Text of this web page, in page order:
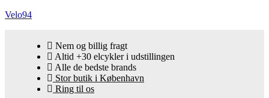
Velo94
Nem og billig fragt
Altid +30 elcykler i udstillingen
Alle de bedste brands
Stor butik i København
Ring til os